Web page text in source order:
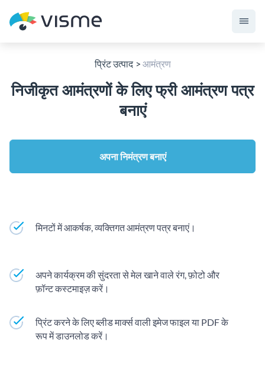
प्रिंट उत्पाद आमंत्रण
निजीकृत आमंत्रणों के लिए फ्री आमंत्रण पत्र
बनाएं
अपना निमंत्रण बनाएं
मिनटों में आकर्षक, व्यक्तिगत आमंत्रण पत्र बनाएं।
अपने कार्यक्रम की सुंदरता से मेल खाने वाले रंग, फ़ोटो और
फ़ॉन्ट कस्टमाइज़ करें।
प्रिंट करने के लिए ब्लीड मार्क्स वाली इमेज फाइल या PDF के
रूप में डाउनलोड करें।